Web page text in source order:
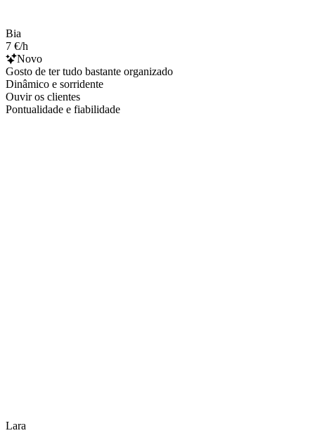
Bia
7 €/h
Novo
Gosto de ter tudo bastante organizado
Dinâmico e sorridente
Ouvir os clientes
Pontualidade e fiabilidade
Lara